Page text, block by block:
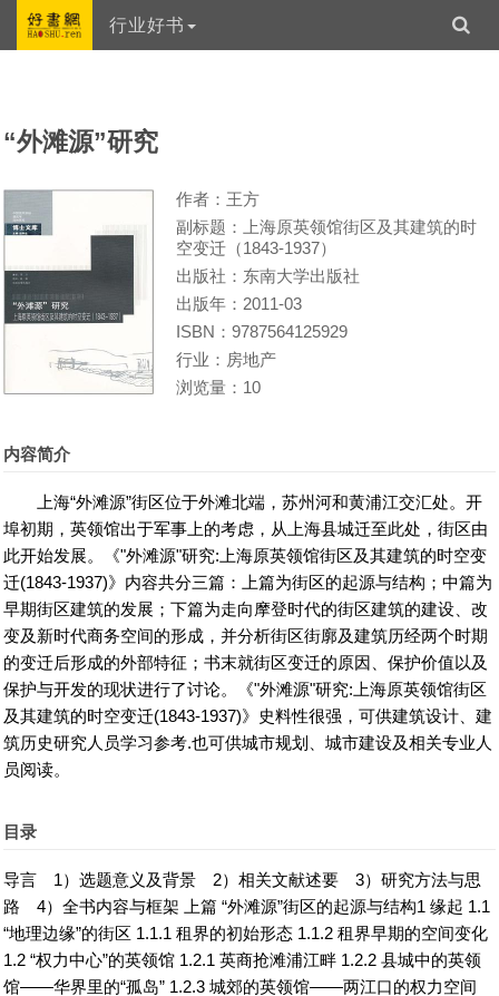
好书网
行业好书
“外滩源”研究
作者：王方
副标题：上海原英领馆街区及其建筑的时
空变迁（1843-1937）
出版社：东南大学出版社
出版年：2011-03
ISBN：9787564125929
行业：房地产
浏览量：10
内容简介
上海“外滩源”街区位于外滩北端，苏州河和黄浦江交汇处。开
埠初期，英领馆出于军事上的考虑，从上海县城迁至此处，街区由
此开始发展。《"外滩源"研究:上海原英领馆街区及其建筑的时空变
迁(1843-1937)》内容共分三篇：上篇为街区的起源与结构；中篇为
早期街区建筑的发展；下篇为走向摩登时代的街区建筑的建设、改
变及新时代商务空间的形成，并分析街区街廓及建筑历经两个时期
的变迁后形成的外部特征；书末就街区变迁的原因、保护价值以及
保护与开发的现状进行了讨论。《"外滩源"研究:上海原英领馆街区
及其建筑的时空变迁(1843-1937)》史料性很强，可供建筑设计、建
筑历史研究人员学习参考.也可供城市规划、城市建设及相关专业人
员阅读。
目录
导言 1）选题意义及背景 2）相关文献述要 3）研究方法与思
路 4）全书内容与框架 上篇 “外滩源”街区的起源与结构1 缘起 1.1
“地理边缘”的街区 1.1.1 租界的初始形态 1.1.2 租界早期的空间变化
1.2 “权力中心”的英领馆 1.2.1 英商抢滩浦江畔 1.2.2 县城中的英领
馆——华界里的“孤岛” 1.2.3 城郊的英领馆——两江口的权力空间